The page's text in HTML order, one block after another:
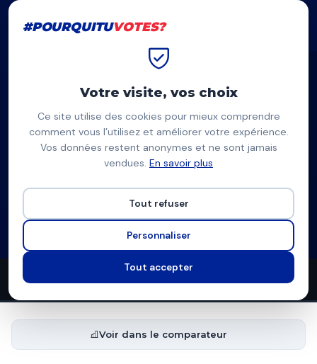
#POURQUITUVOTES?
VG
Valentin Gabriac
Liste d'union à l'extrême-droite
6propositions4thèmes couverts10candidats en lice
Voir dans le comparateur
#POURQUITUVOTES?
Votre visite, vos choix
Ce site utilise des cookies pour mieux comprendre
comment vous l’utilisez et améliorer votre expérience.
Vos données restent anonymes et ne sont jamais
vendues. En savoir plus
Tout refuser
Personnaliser
Tout accepter